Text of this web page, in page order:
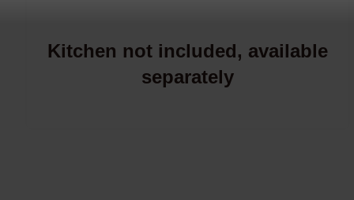
Kitchen not included, available
separately